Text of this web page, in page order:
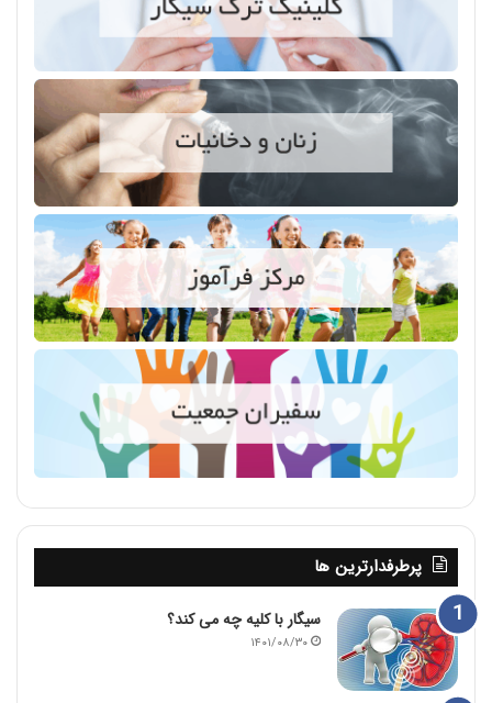
پرطرفدارترین ها
سیگار با کلیه چه می کند؟
۱۴۰۱/۰۸/۳۰